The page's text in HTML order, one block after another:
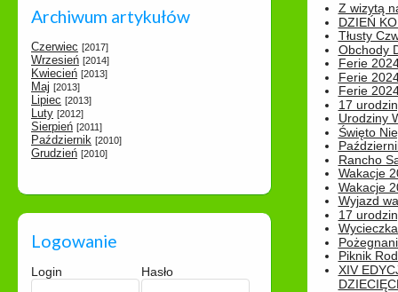
Archiwum artykułów
Czerwiec [2017]
Wrzesień [2014]
Kwiecień [2013]
Maj [2013]
Lipiec [2013]
Luty [2012]
Sierpień [2011]
Październik [2010]
Grudzień [2010]
Logowanie
Login Hasło
Z wizytą
DZIEŃ
Tłusty
Obchody
Ferie
Ferie
Ferie
17
Urodziny
Święto
Rancho
Wakacje
Wakacje
Wyjazd
17
Piknik
XIV